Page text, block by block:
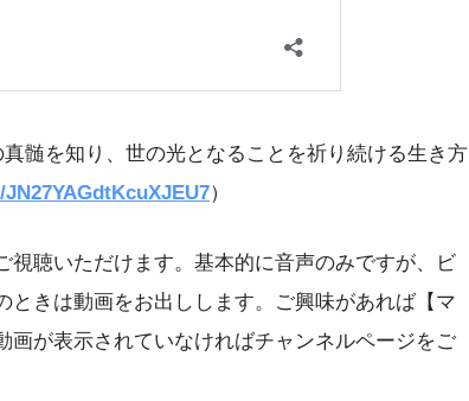
髄を知り、世の光となることを祈り続ける生き方
）
視聴いただけます。基本的に音声のみですが、ビ
ときは動画をお出しします。ご興味があれば【マ
画が表示されていなければチャンネルページをご